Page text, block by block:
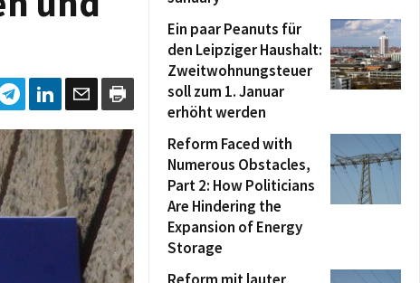
Ein paar Peanuts für
den Leipziger Haushalt:
Zweitwohnungsteuer
soll zum 1. Januar
erhöht werden
Reform Faced with
Numerous Obstacles,
Part 2: How Politicians
Are Hindering the
Expansion of Energy
Storage